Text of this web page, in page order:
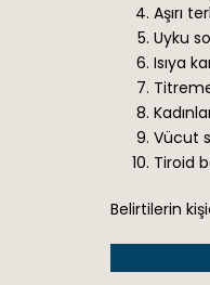
Aşırı
Uyku
Isıya
Vücut
Tiroid
Belirtilerin